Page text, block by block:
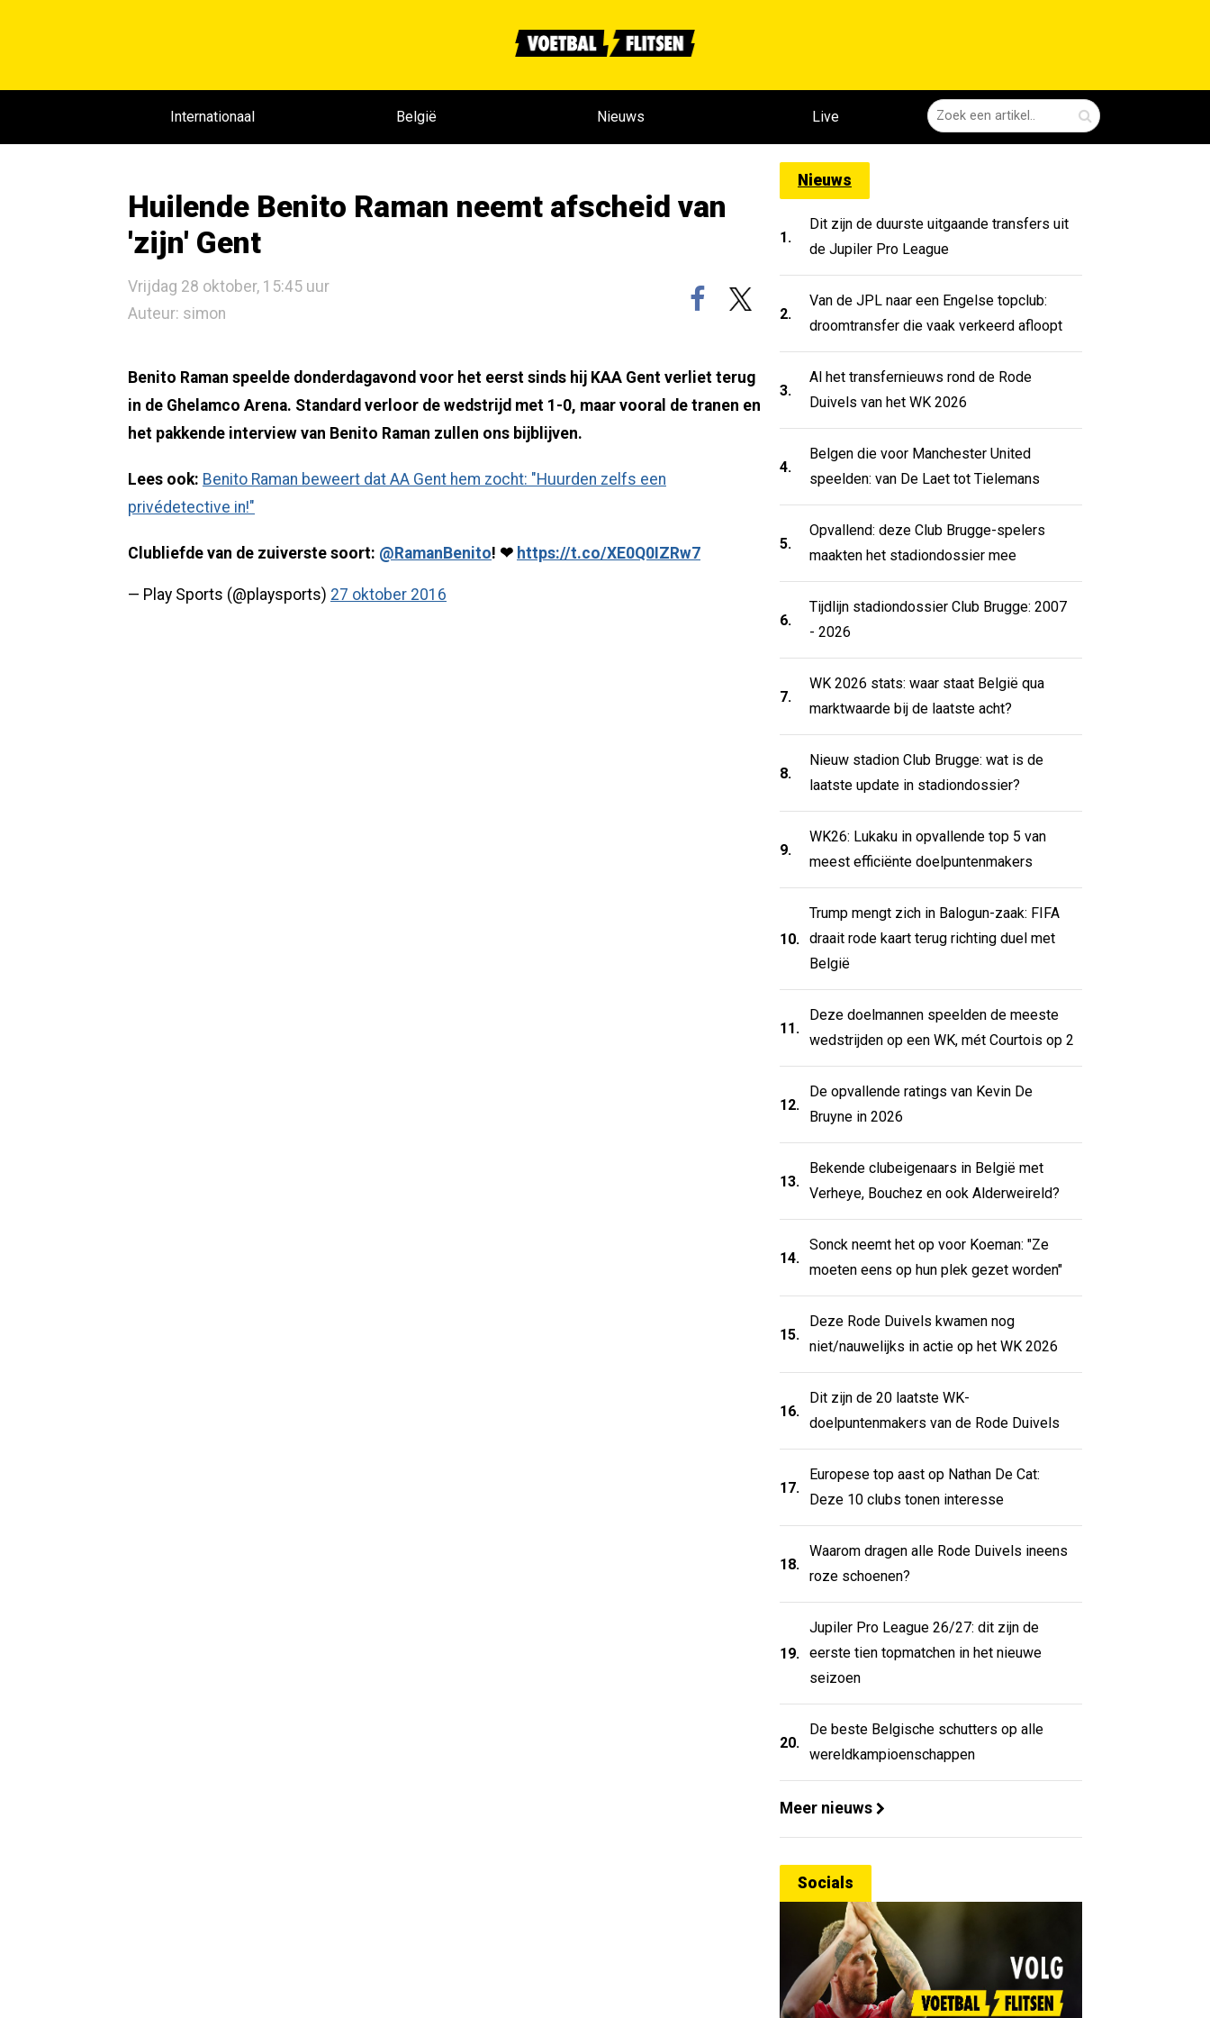
Internationaal België Nieuws Live
Huilende Benito Raman neemt afscheid van
'zijn' Gent
Vrijdag 28 oktober, 15:45 uur
Auteur: simon
Benito Raman speelde donderdagavond voor het eerst sinds hij KAA Gent verliet terug
in de Ghelamco Arena. Standard verloor de wedstrijd met 1-0, maar vooral de tranen en
het pakkende interview van Benito Raman zullen ons bijblijven.
Lees ook: Benito Raman beweert dat AA Gent hem zocht: "Huurden zelfs een
privédetective in!"​
Clubliefde van de zuiverste soort: @RamanBenito! ❤ https://t.co/XE0Q0IZRw7
— Play Sports (@playsports) 27 oktober 2016
Nieuws
1.
Dit zijn de duurste uitgaande transfers uit
de Jupiler Pro League
2.
Van de JPL naar een Engelse topclub:
droomtransfer die vaak verkeerd afloopt
3.
Al het transfernieuws rond de Rode
Duivels van het WK 2026
4.
Belgen die voor Manchester United
speelden: van De Laet tot Tielemans
5.
Opvallend: deze Club Brugge-spelers
maakten het stadiondossier mee
6.
Tijdlijn stadiondossier Club Brugge: 2007
- 2026
7.
WK 2026 stats: waar staat België qua
marktwaarde bij de laatste acht?
8.
Nieuw stadion Club Brugge: wat is de
laatste update in stadiondossier?
9.
WK26: Lukaku in opvallende top 5 van
meest efficiënte doelpuntenmakers
10.
Trump mengt zich in Balogun-zaak: FIFA
draait rode kaart terug richting duel met
België
11.
Deze doelmannen speelden de meeste
wedstrijden op een WK, mét Courtois op 2
12.
De opvallende ratings van Kevin De
Bruyne in 2026
13.
Bekende clubeigenaars in België met
Verheye, Bouchez en ook Alderweireld?
14.
Sonck neemt het op voor Koeman: "Ze
moeten eens op hun plek gezet worden"
15.
Deze Rode Duivels kwamen nog
niet/nauwelijks in actie op het WK 2026
16.
Dit zijn de 20 laatste WK-
doelpuntenmakers van de Rode Duivels
17.
Europese top aast op Nathan De Cat:
Deze 10 clubs tonen interesse
18.
Waarom dragen alle Rode Duivels ineens
roze schoenen?
19.
Jupiler Pro League 26/27: dit zijn de
eerste tien topmatchen in het nieuwe
seizoen
20.
De beste Belgische schutters op alle
wereldkampioenschappen
Meer nieuws
Socials